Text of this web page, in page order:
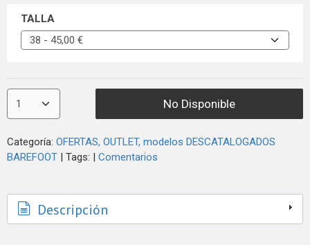
TALLA
No Disponible
Categoría: OFERTAS, OUTLET, modelos DESCATALOGADOS
BAREFOOT | Tags: | Comentarios
Descripción